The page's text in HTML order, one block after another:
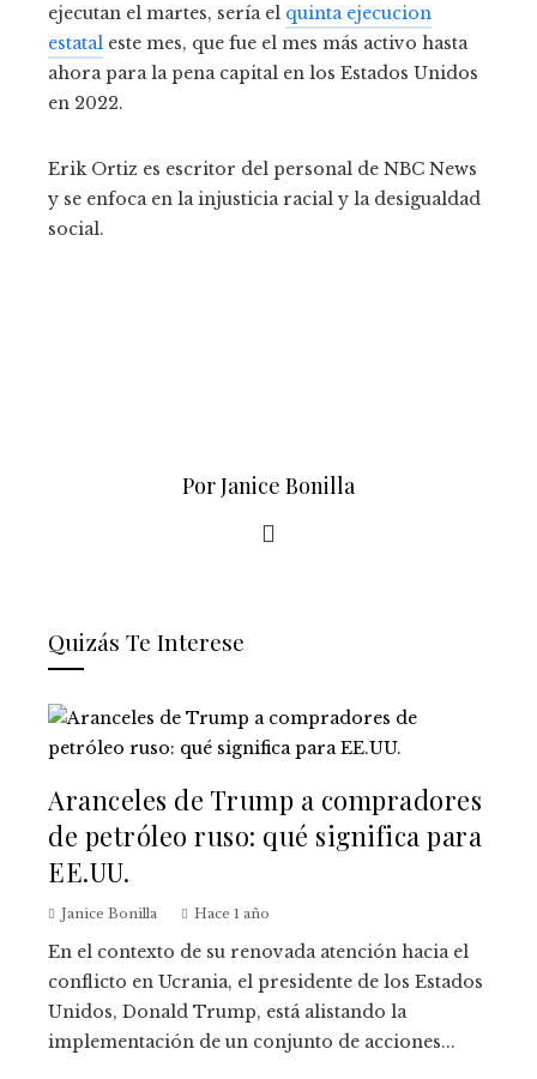
ejecutan el martes, sería el quinta ejecucion
estatal este mes, que fue el mes más activo hasta
ahora para la pena capital en los Estados Unidos
en 2022.
Erik Ortiz es escritor del personal de NBC News
y se enfoca en la injusticia racial y la desigualdad
social.
Por Janice Bonilla
Quizás Te Interese
Aranceles de Trump a compradores
de petróleo ruso: qué significa para
EE.UU.
Janice Bonilla Hace 1 año
En el contexto de su renovada atención hacia el
conflicto en Ucrania, el presidente de los Estados
Unidos, Donald Trump, está alistando la
implementación de un conjunto de acciones...